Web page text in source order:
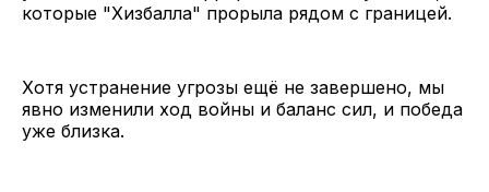
которые "Хизбалла" прорыла рядом с границей.
Хотя устранение угрозы ещё не завершено, мы
явно изменили ход войны и баланс сил, и победа
уже близка.